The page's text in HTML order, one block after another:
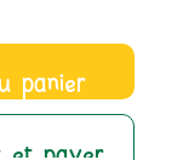
panier
et payer